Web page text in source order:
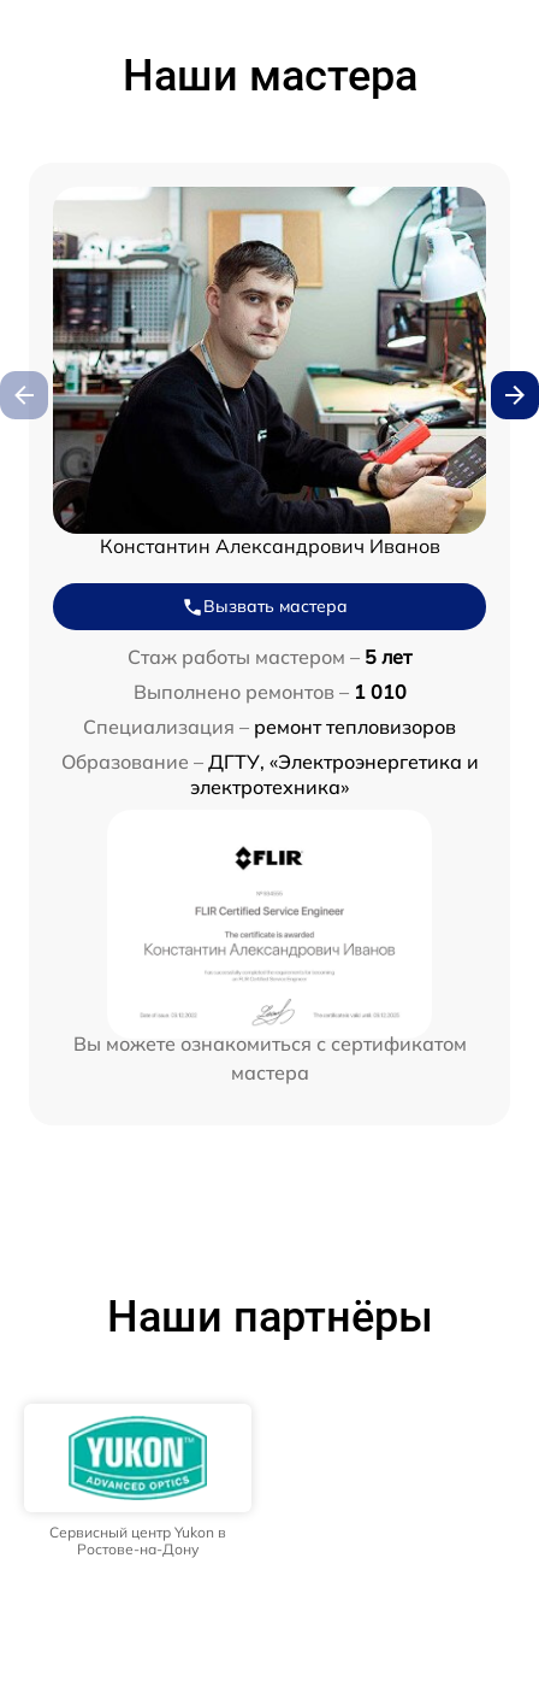
Наши мастера
Константин Александрович Иванов
Вызвать мастера
Стаж работы мастером – 5 лет
Выполнено ремонтов – 1 010
Специализация – ремонт тепловизоров
Образование – ДГТУ, «Электроэнергетика и
электротехника»
Вы можете ознакомиться с сертификатом
мастера
Наши партнёры
Сервисный центр Yukon в
Ростове-на-Дону